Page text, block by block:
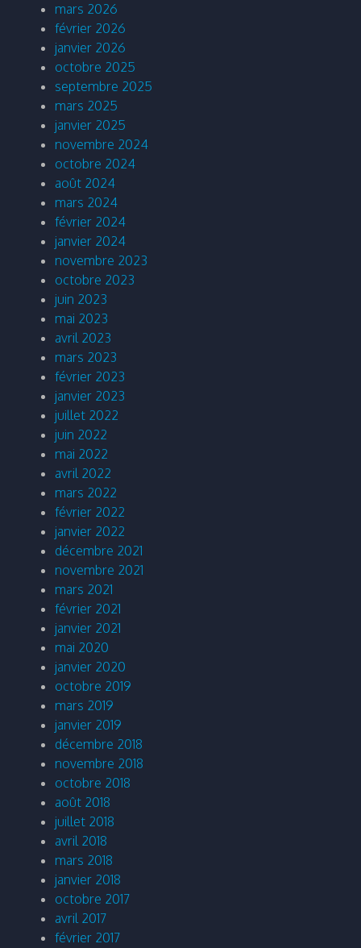
mars 2026
février 2026
janvier 2026
octobre 2025
septembre 2025
mars 2025
janvier 2025
novembre 2024
octobre 2024
août 2024
mars 2024
février 2024
janvier 2024
novembre 2023
octobre 2023
juin 2023
mai 2023
avril 2023
mars 2023
février 2023
janvier 2023
juillet 2022
juin 2022
mai 2022
avril 2022
mars 2022
février 2022
janvier 2022
décembre 2021
novembre 2021
mars 2021
février 2021
janvier 2021
mai 2020
janvier 2020
octobre 2019
mars 2019
janvier 2019
décembre 2018
novembre 2018
octobre 2018
août 2018
juillet 2018
avril 2018
mars 2018
janvier 2018
octobre 2017
avril 2017
février 2017